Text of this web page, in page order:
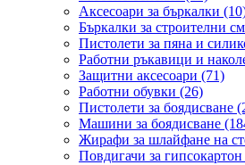
Аксесоари за бъркалки
Бъркалки за строителни
Пистолети за пяна и
Работни ръкавици и
Защитни аксесоари (71)
Работни обувки (26)
Пистолети за боядисване
Машини за боядисване
Жирафи за шлайфане на
Повдигачи за гипсокартон